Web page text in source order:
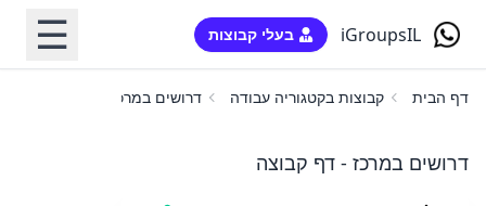
iGroupsIL בעלי קבוצות ☰
דף הבית קבוצות בקטגוריה עבודה דרושים במרכז
דרושים במרכז - דף קבוצה